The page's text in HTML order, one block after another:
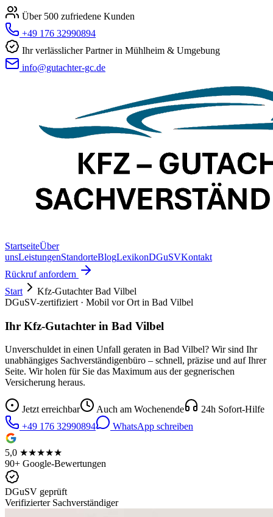
Über 500 zufriedene Kunden
+49 176 32990894
Ihr verlässlicher Partner in Mühlheim & Umgebung
info@gutachter-gc.de
StartseiteÜber
unsLeistungenStandorteBlogLexikonDGuSVKontakt
Rückruf anfordern
Start
Kfz-GutachterBad Vilbel
DGuSV-zertifiziert · Mobil vor Ort in Bad Vilbel
Ihr Kfz-Gutachter in Bad Vilbel
Unverschuldet in einen Unfall geraten in Bad Vilbel? Wir sind Ihr
unabhängiges Sachverständigenbüro – schnell, präzise und auf Ihrer
Seite. Wir holen für Sie das Maximum aus der gegnerischen
Versicherung heraus.
Jetzt erreichbar Auch am Wochenende
24h Sofort-Hilfe
+49 176 32990894
WhatsApp schreiben
5,0 ★★★★★
90+ Google-Bewertungen
DGuSV geprüft
Verifizierter Sachverständiger